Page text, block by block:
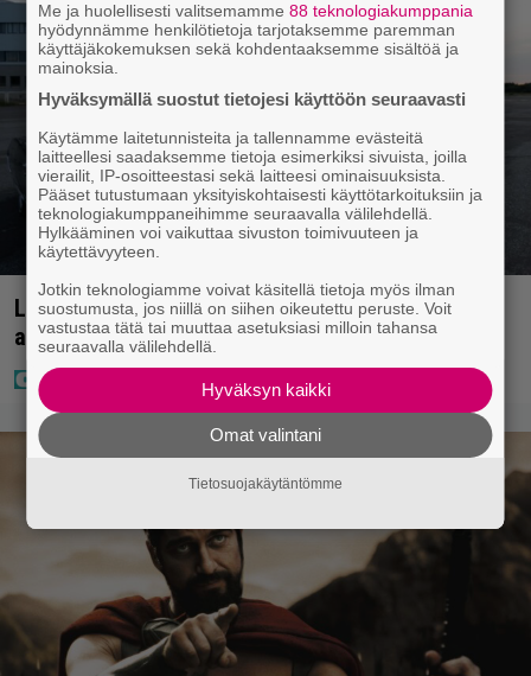
Laulaja Mirellan rantakuvat ovat täynnä lomaa,
aurinkoa ja iloa
Me ja huolellisesti valitsemamme88 teknologiakumppania
hyödynnämme henkilötietoja tarjotaksemme paremman
käyttäjäkokemuksen sekä kohdentaaksemme sisältöä ja
mainoksia.
Hyväksymällä suostut tietojesi käyttöön seuraavasti
Käytämme laitetunnisteita ja tallennamme evästeitä
laitteellesi saadaksemme tietoja esimerkiksi sivuista, joilla
vierailit, IP-osoitteestasi sekä laitteesi ominaisuuksista.
Pääset tutustumaan yksityiskohtaisesti käyttötarkoituksiin ja
teknologiakumppaneihimme seuraavalla välilehdellä.
Hylkääminen voi vaikuttaa sivuston toimivuuteen ja
käytettävyyteen.
Jotkin teknologiamme voivat käsitellä tietoja myös ilman
suostumusta, jos niillä on siihen oikeutettu peruste. Voit
vastustaa tätä tai muuttaa asetuksiasi milloin tahansa
seuraavalla välilehdellä.
Hyväksyn kaikki
Omat valintani
Tietosuojakäytäntömme